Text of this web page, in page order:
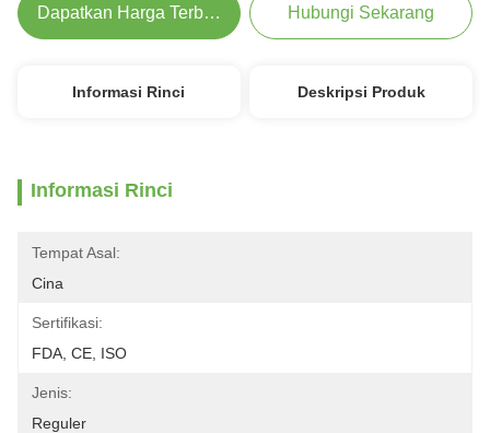
Dapatkan Harga Terbaik Hubungi Sekarang
Informasi Rinci Deskripsi Produk
Informasi Rinci
Tempat Asal:
Cina
Sertifikasi:
FDA, CE, ISO
Jenis:
Reguler